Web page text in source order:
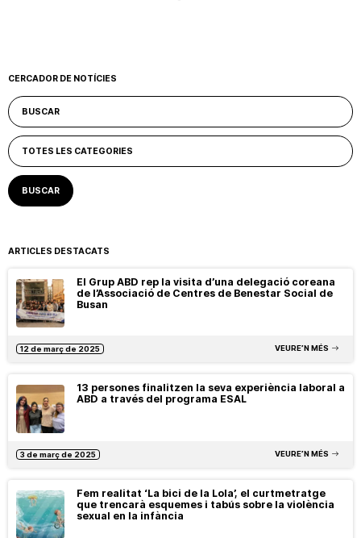
CERCADOR DE NOTÍCIES
ARTICLES DESTACATS
El Grup ABD rep la visita d’una delegació coreana
de l’Associació de Centres de Benestar Social de
Busan
12 de març de 2025 VEURE’N MÉS
13 persones finalitzen la seva experiència laboral a
ABD a través del programa ESAL
3 de març de 2025 VEURE’N MÉS
Fem realitat ‘La bici de la Lola’, el curtmetratge
que trencarà esquemes i tabús sobre la violència
sexual en la infància